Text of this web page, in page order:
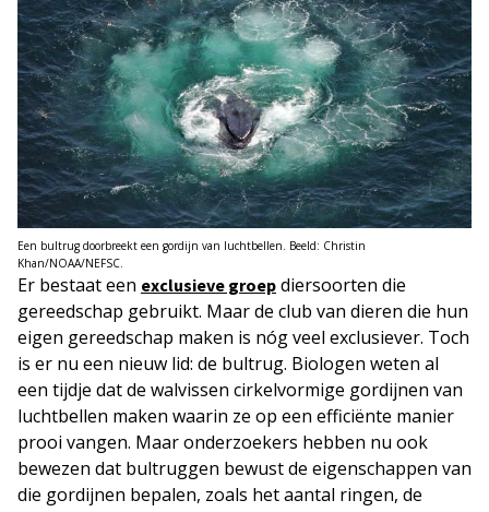
Een bultrug doorbreekt een gordijn van luchtbellen. Beeld: Christin
Khan/NOAA/NEFSC.
Er bestaat een exclusieve groep diersoorten die
gereedschap gebruikt. Maar de club van dieren die hun
eigen gereedschap maken is nóg veel exclusiever. Toch
is er nu een nieuw lid: de bultrug. Biologen weten al
een tijdje dat de walvissen cirkelvormige gordijnen van
luchtbellen maken waarin ze op een efficiënte manier
prooi vangen. Maar onderzoekers hebben nu ook
bewezen dat bultruggen bewust de eigenschappen van
die gordijnen bepalen, zoals het aantal ringen, de